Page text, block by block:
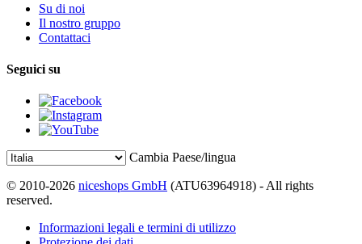
Su di noi
Il nostro gruppo
Contattaci
Seguici su
Cambia Paese/lingua
© 2010-2026 niceshops GmbH (ATU63964918) - All rights
reserved.
Informazioni legali e termini di utilizzo